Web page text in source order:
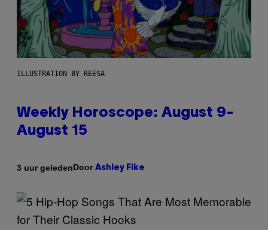
ILLUSTRATION BY REESA
Weekly Horoscope: August 9-
August 15
3 uur geledenDoor Ashley Fike